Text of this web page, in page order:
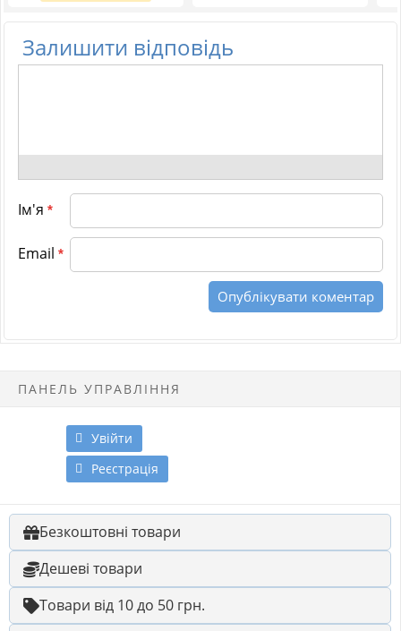
Залишити відповідь
Ім'я *
Email *
ПАНЕЛЬ УПРАВЛІННЯ
Увійти
Реєстрація
Безкоштовні товари
Дешеві товари
Товари від 10 до 50 грн.